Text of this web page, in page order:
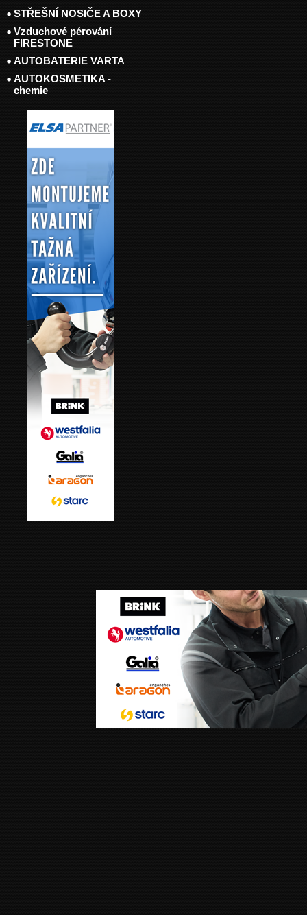
STŘEŠNÍ NOSIČE A BOXY
Vzduchové pérování
FIRESTONE
AUTOBATERIE VARTA
AUTOKOSMETIKA -
chemie